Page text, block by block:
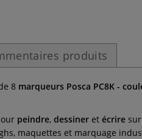
produits
8 marqueurs Posca PC8K -
peindre, dessiner et écrire sur
maquettes et marquage